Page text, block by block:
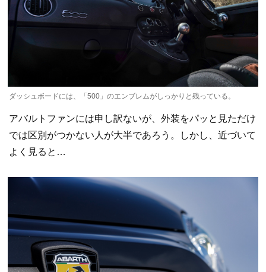
ダッシュボードには、「500」のエンブレムがしっかりと残っている。
アバルトファンには申し訳ないが、外装をパッと見ただけ
では区別がつかない人が大半であろう。しかし、近づいて
よく見ると…